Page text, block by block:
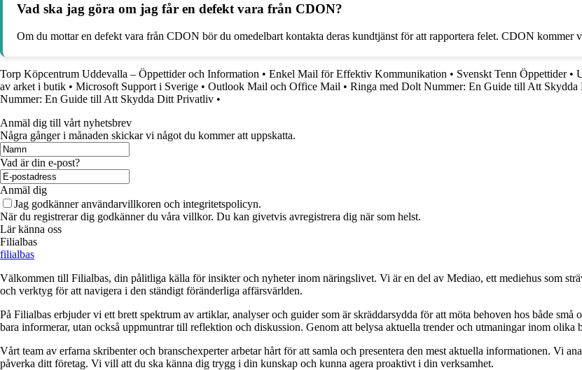
Vad ska jag göra om jag får en defekt vara från CDON?
Om du mottar en defekt vara från CDON bör du omedelbart kontakta deras kundtjänst för att rapportera felet. CDON kommer
Torp Köpcentrum Uddevalla – Öppettider och Information • Enkel Mail för Effektiv Kommunikation • Svenskt Tenn Öppettider•
av arket i butik • Microsoft Support i Sverige • Outlook Mail och Office Mail • Ringa med Dolt Nummer: En Guide till Att
Nummer: En Guide till Att Skydda Ditt Privatliv •
Anmäl dig till vårt nyhetsbrev
Några gånger i månaden skickar vi något du kommer att uppskatta.
Vad är din e-post?
Anmäl dig
Jag godkänner användarvillkoren och integritetspolicyn.
När du registrerar dig godkänner du våra villkor. Du kan givetvis avregistrera dig när som helst.
Lär känna oss
Filialbas
filialbas
Välkommen till Filialbas, din pålitliga källa för insikter och nyheter inom näringslivet. Vi är en del av Mediao, ett mediehus som
och verktyg för att navigera i den ständigt föränderliga affärsvärlden.
På Filialbas erbjuder vi ett brett spektrum av artiklar, analyser och guider som är skräddarsydda för att möta behoven hos både
bara informerar, utan också uppmuntrar till reflektion och diskussion. Genom att belysa aktuella trender och utmaningar inom olika
Vårt team av erfarna skribenter och branschexperter arbetar hårt för att samla och presentera den mest aktuella informationen. Vi
påverka ditt företag. Vi vill att du ska känna dig trygg i din kunskap och kunna agera proaktivt i din verksamhet.